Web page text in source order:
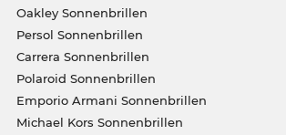
Oakley Sonnenbrillen
Persol Sonnenbrillen
Carrera Sonnenbrillen
Polaroid Sonnenbrillen
Emporio Armani Sonnenbrillen
Michael Kors Sonnenbrillen